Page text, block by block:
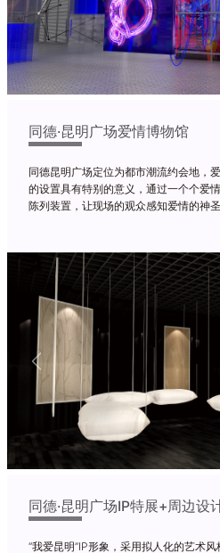
同德·昆明广场爱情博物馆
同德昆明广场定位为都市潮流约会地，
的设置具有特别的意义，通过一个个爱
陈列装置，让现场的观众感知爱情的神圣
Previous
同德·昆明广场IP特展+周边设
“我爱昆明”IP形象，采用拟人化的艺术